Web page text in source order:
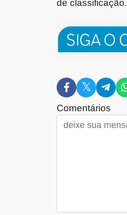
de classificação.
Comentários